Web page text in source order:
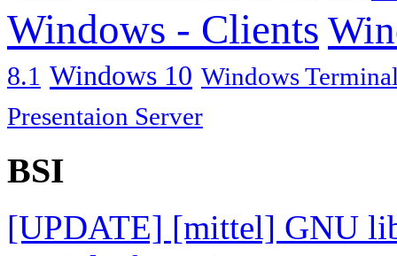
Windows - Clients
8.1 Windows 10 Windows
Presentaion Server
BSI
[UPDATE] [mittel] GNU